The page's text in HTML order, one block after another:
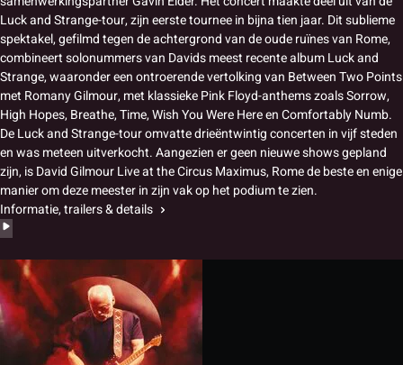
Luck and Strange-tour, zijn eerste tournee in bijna tien jaar. Dit sublieme
spektakel, gefilmd tegen de achtergrond van de oude ruïnes van Rome,
combineert solonummers van Davids meest recente album Luck and
Strange, waaronder een ontroerende vertolking van Between Two Points
met Romany Gilmour, met klassieke Pink Floyd-anthems zoals Sorrow,
High Hopes, Breathe, Time, Wish You Were Here en Comfortably Numb.
De Luck and Strange-tour omvatte drieëntwintig concerten in vijf steden
en was meteen uitverkocht. Aangezien er geen nieuwe shows gepland
zijn, is David Gilmour Live at the Circus Maximus, Rome de beste en enige
manier om deze meester in zijn vak op het podium te zien.
Informatie, trailers & details